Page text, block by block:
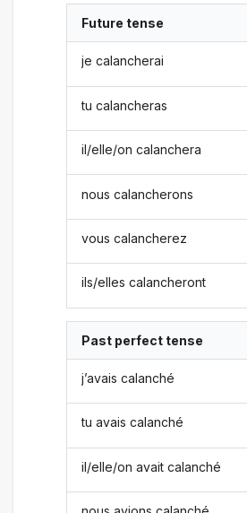
Future tense
je calancherai
tu calancheras
il/elle/on calanchera
nous calancherons
vous calancherez
ils/elles calancheront
Past perfect tense
j’avais calanché
tu avais calanché
il/elle/on avait calanché